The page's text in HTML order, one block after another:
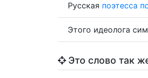
Русская поэтесса
Этого идеолога
Это слово так